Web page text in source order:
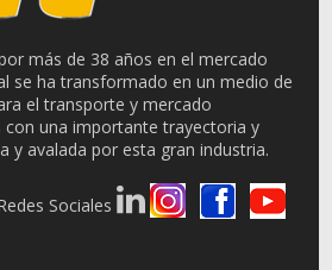
más de 38 años en el mercado
se ha transformado en un medio de
el transporte y mercado
una importante trayectoria y
y avalada por esta gran industria.
Sociales